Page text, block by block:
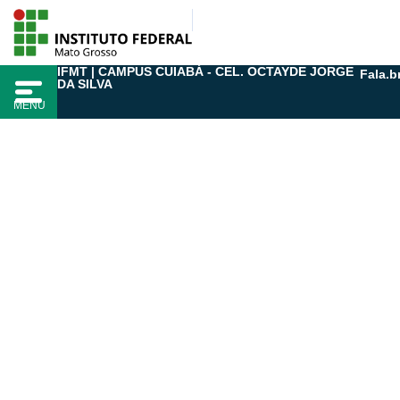
para
conteúdo
MENU
IFMT | CAMPUS CUIABÁ - CEL. OCTAYDE JORGE
DA SILVA